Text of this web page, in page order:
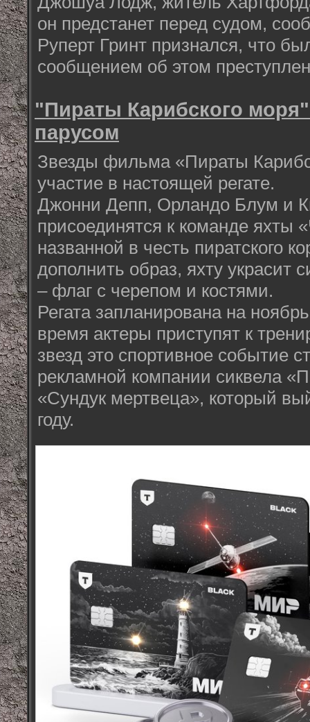
он предстанет перед судом,
Руперт Гринт признался, что
сообщением об этом
"Пираты Карибского
парусом
Звезды фильма «Пираты
участие в настоящей регате.
Джонни Депп, Орландо Блум и
присоединятся к команде яхты
названной в честь пиратского
дополнить образ, яхту украсит
– флаг с черепом и костями.
Регата запланирована на
время актеры приступят к
звезд это спортивное событие
рекламной компании сиквела
«Сундук мертвеца», который
году.